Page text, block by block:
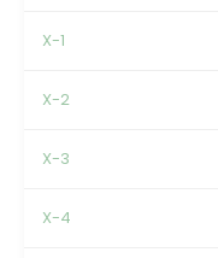
X-1
X-2
X-3
X-4